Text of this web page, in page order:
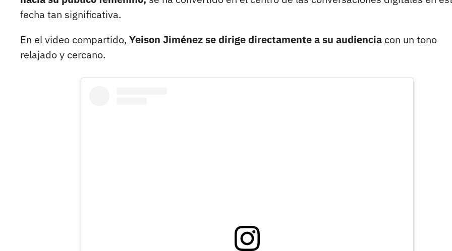
fecha tan significativa.
En el video compartido, Yeison Jiménez se dirige directamente a su audiencia con un tono
relajado y cercano.